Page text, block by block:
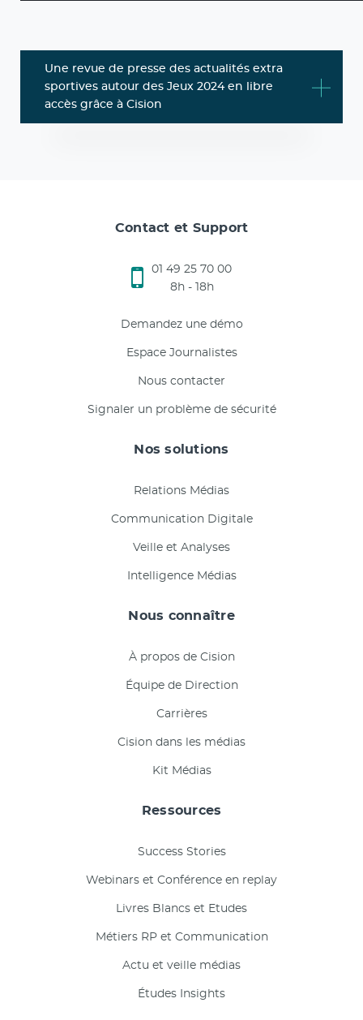
Une revue de presse des actualités extra
sportives autour des Jeux 2024 en libre
accès grâce à Cision
Contact et Support
01 49 25 70 00
8h - 18h
Demandez une démo
Espace Journalistes
Nous contacter
Signaler un problème de sécurité
Nos solutions
Relations Médias
Communication Digitale
Veille et Analyses
Intelligence Médias
Nous connaître
À propos de Cision
Équipe de Direction
Carrières
Cision dans les médias
Kit Médias
Ressources
Success Stories
Webinars et Conférence en replay
Livres Blancs et Etudes
Métiers RP et Communication
Actu et veille médias
Études Insights